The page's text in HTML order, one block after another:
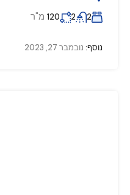
2
2
120 מ"ר
נוסף: נובמבר 27, 2023